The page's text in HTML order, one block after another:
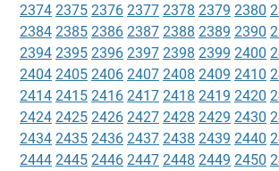
2374 2375 2376 2377 2378 2379 2380
2384 2385 2386 2387 2388 2389 2390
2394 2395 2396 2397 2398 2399 2400
2404 2405 2406 2407 2408 2409 2410
2414 2415 2416 2417 2418 2419 2420
2424 2425 2426 2427 2428 2429 2430
2434 2435 2436 2437 2438 2439 2440
2444 2445 2446 2447 2448 2449 2450